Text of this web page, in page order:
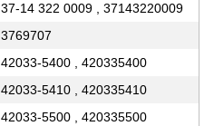
37-14 322 0009 , 37143220009
3769707
42033-5400 , 420335400
42033-5410 , 420335410
42033-5500 , 420335500